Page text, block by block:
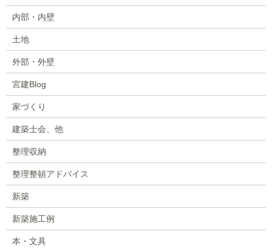
内部・内壁
土地
外部・外壁
宮建Blog
家づくり
建築士会、他
整理収納
整理整頓アドバイス
新築
新築施工例
本・文具